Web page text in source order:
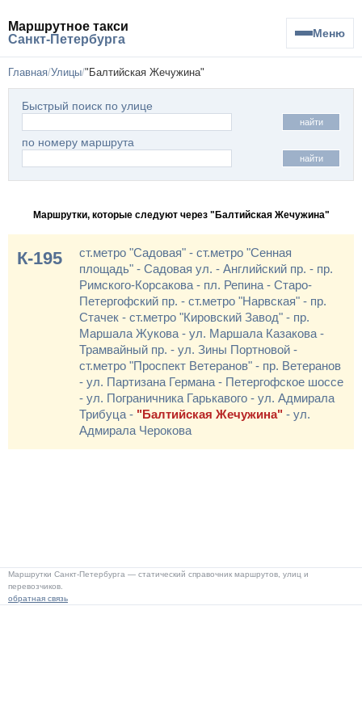
Маршрутное такси
Санкт-Петербурга
Меню
Главная Улицы "Балтийская Жечужина"
Быстрый поиск по улице
найти
по номеру маршрута
найти
Маршрутки, которые следуют через "Балтийская Жечужина"
К-195
ст.метро "Садовая" - ст.метро "Сенная
площадь" - Садовая ул. - Английский пр. - пр.
Римского-Корсакова - пл. Репина - Старо-
Петергофский пр. - ст.метро "Нарвская" - пр.
Стачек - ст.метро "Кировский Завод" - пр.
Маршала Жукова - ул. Маршала Казакова -
Трамвайный пр. - ул. Зины Портновой -
ст.метро "Проспект Ветеранов" - пр. Ветеранов
- ул. Партизана Германа - Петергофское шоссе
- ул. Пограничника Гарькавого - ул. Адмирала
Трибуца - "Балтийская Жечужина" - ул.
Адмирала Черокова
Маршрутки Санкт-Петербурга — статический справочник маршрутов, улиц и
перевозчиков.
обратная связь